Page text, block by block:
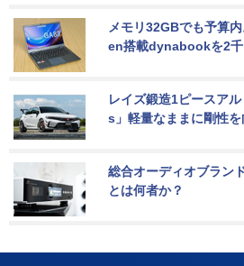
メモリ32GBでも予算
en搭載dynabookを2千
レイズ鍛造1ピースア
s」軽量なままに剛性を
総合オーディオブラン
とは何者か？